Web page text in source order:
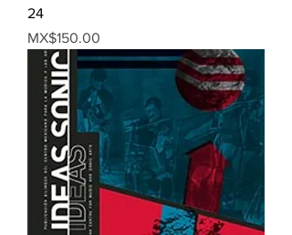
24
Price
MX$150.00